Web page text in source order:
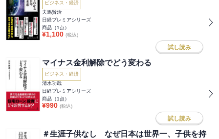
ビジネス・経済
夫馬賢治
日経プレミアシリーズ
商品（1 点）
¥1,100 (税込)
試し読み
マイナス金利解除でどう変わる
ビジネス・経済
清水功哉
日経プレミアシリーズ
商品（1 点）
¥990 (税込)
試し読み
＃生涯子供なし なぜ日本は世界一、子供を持